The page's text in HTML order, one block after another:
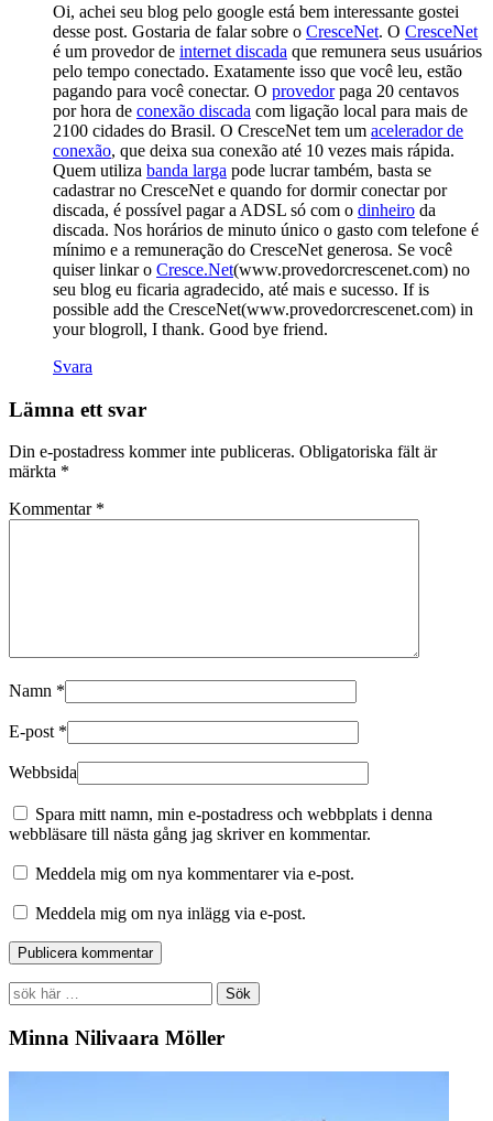
Oi, achei seu blog pelo google está bem interessante gostei
desse post. Gostaria de falar sobre o CresceNet. O CresceNet
é um provedor de internet discada que remunera seus usuários
pelo tempo conectado. Exatamente isso que você leu, estão
pagando para você conectar. O provedorpaga 20 centavos
por hora de conexão discada com ligação local para mais de
2100 cidades do Brasil. O CresceNet tem um acelerador de
conexão, que deixa sua conexão até 10 vezes mais rápida.
Quem utiliza banda larga pode lucrar também, basta se
cadastrar no CresceNet e quando for dormir conectar por
discada, é possível pagar a ADSL só com o dinheiro da
discada. Nos horários de minuto único o gasto com telefone é
mínimo e a remuneração do CresceNet generosa. Se você
quiser linkar o Cresce.Net(www.provedorcrescenet.com) no
seu blog eu ficaria agradecido, até mais e sucesso. If is
possible add the CresceNet(www.provedorcrescenet.com) in
your blogroll, I thank. Good bye friend.
Svara
Lämna ett svar
Din e-postadress kommer inte publiceras. Obligatoriska fält är
märkta *
Kommentar *
Namn *
E-post *
Webbsida
Spara mitt namn, min e-postadress och webbplats i denna
webbläsare till nästa gång jag skriver en kommentar.
Meddela mig om nya kommentarer via e-post.
Meddela mig om nya inlägg via e-post.
Search
for:
Minna Nilivaara Möller